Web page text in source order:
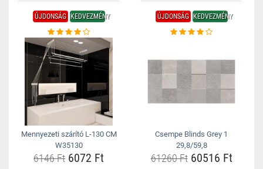
ÚJDONSÁG KEDVEZMÉNY
Mennyezeti szárító L-130 CM
W35130
6146 Ft 6072 Ft
ÚJDONSÁG KEDVEZMÉNY
Csempe Blinds Grey 1
29,8/59,8
61260 Ft60516 Ft